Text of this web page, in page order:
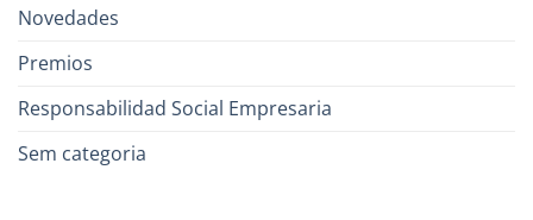
Novedades
Premios
Responsabilidad Social Empresaria
Sem categoria